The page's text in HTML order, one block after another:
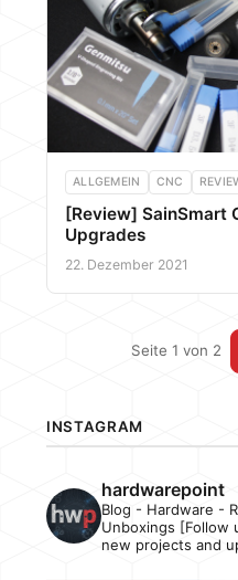
ALLGEMEIN CNC
[Review] SainSmart
Upgrades
22. Dezember 2021
Seite 1 von 2
INSTAGRAM
hardwarepoint
Blog - Hardware -
Unboxings [Follow
new projects and